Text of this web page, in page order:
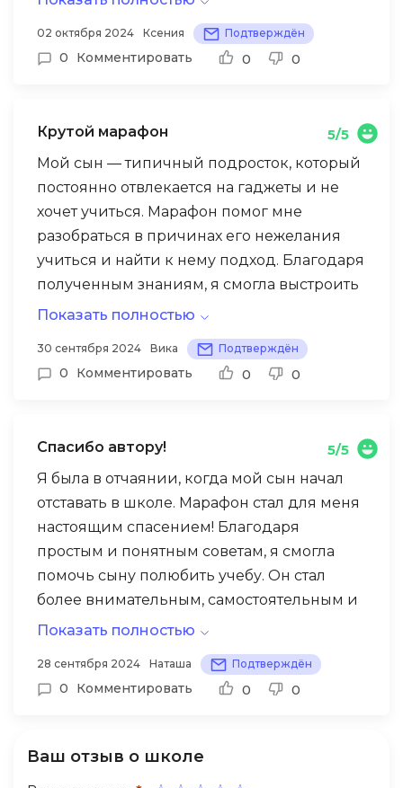
02 октября 2024 Ксения Подтверждён
0 Комментировать 0 0
Крутой марафон
5/5
Мой сын — типичный подросток, который
постоянно отвлекается на гаджеты и не
хочет учиться. Марафон помог мне
разобраться в причинах его нежелания
учиться и найти к нему подход. Благодаря
полученным знаниям, я смогла выстроить
с сыном доверительные отношения и
результатов. Оценки улучшились, и сын
сам начал проявлять интерес к учебе.
Показать полностью
30 сентября 2024 Вика Подтверждён
0 Комментировать 0 0
Спасибо автору!
5/5
Я была в отчаянии, когда мой сын начал
отставать в школе. Марафон стал для меня
настоящим спасением! Благодаря
простым и понятным советам, я смогла
помочь сыну полюбить учебу. Он стал
более внимательным, самостоятельным и
даже начал получать удовольствие от
Огромное спасибо автору за такую
полезную программу!
Показать полностью
28 сентября 2024 Наташа Подтверждён
0 Комментировать 0 0
Ваш отзыв о школе